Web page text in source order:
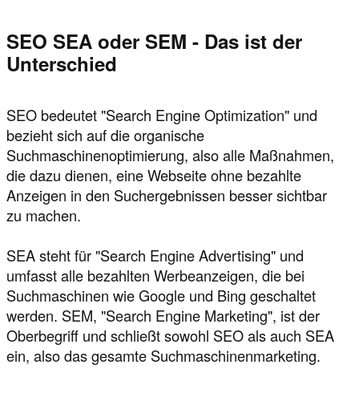
SEO SEA oder SEM - Das ist der
Unterschied
SEO bedeutet "Search Engine Optimization" und
bezieht sich auf die organische
Suchmaschinenoptimierung, also alle Maßnahmen,
die dazu dienen, eine Webseite ohne bezahlte
Anzeigen in den Suchergebnissen besser sichtbar
zu machen.
SEA steht für "Search Engine Advertising" und
umfasst alle bezahlten Werbeanzeigen, die bei
Suchmaschinen wie Google und Bing geschaltet
werden. SEM, "Search Engine Marketing", ist der
Oberbegriff und schließt sowohl SEO als auch SEA
ein, also das gesamte Suchmaschinenmarketing.